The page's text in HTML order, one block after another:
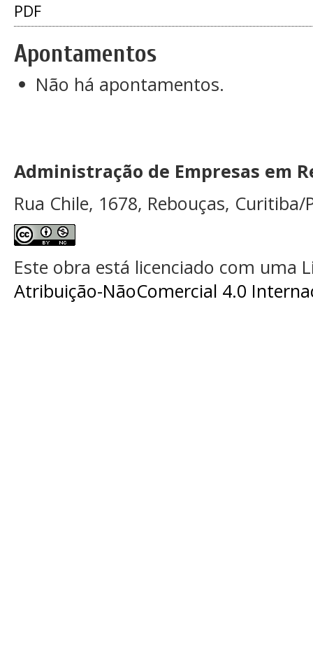
PDF
Apontamentos
Não há apontamentos.
Administração de Empresas em
Rua Chile, 1678, Rebouças, Curitiba/
Este obra está licenciado com uma
Atribuição-NãoComercial 4.0